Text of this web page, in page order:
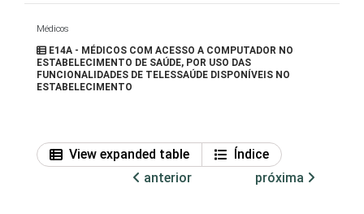
Médicos
E14A - MÉDICOS COM ACESSO A COMPUTADOR NO
ESTABELECIMENTO DE SAÚDE, POR USO DAS
FUNCIONALIDADES DE TELESSAÚDE DISPONÍVEIS NO
ESTABELECIMENTO
View expanded table
Índice
anterior
próxima